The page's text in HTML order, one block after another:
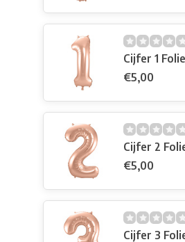
€5,00
€5,00